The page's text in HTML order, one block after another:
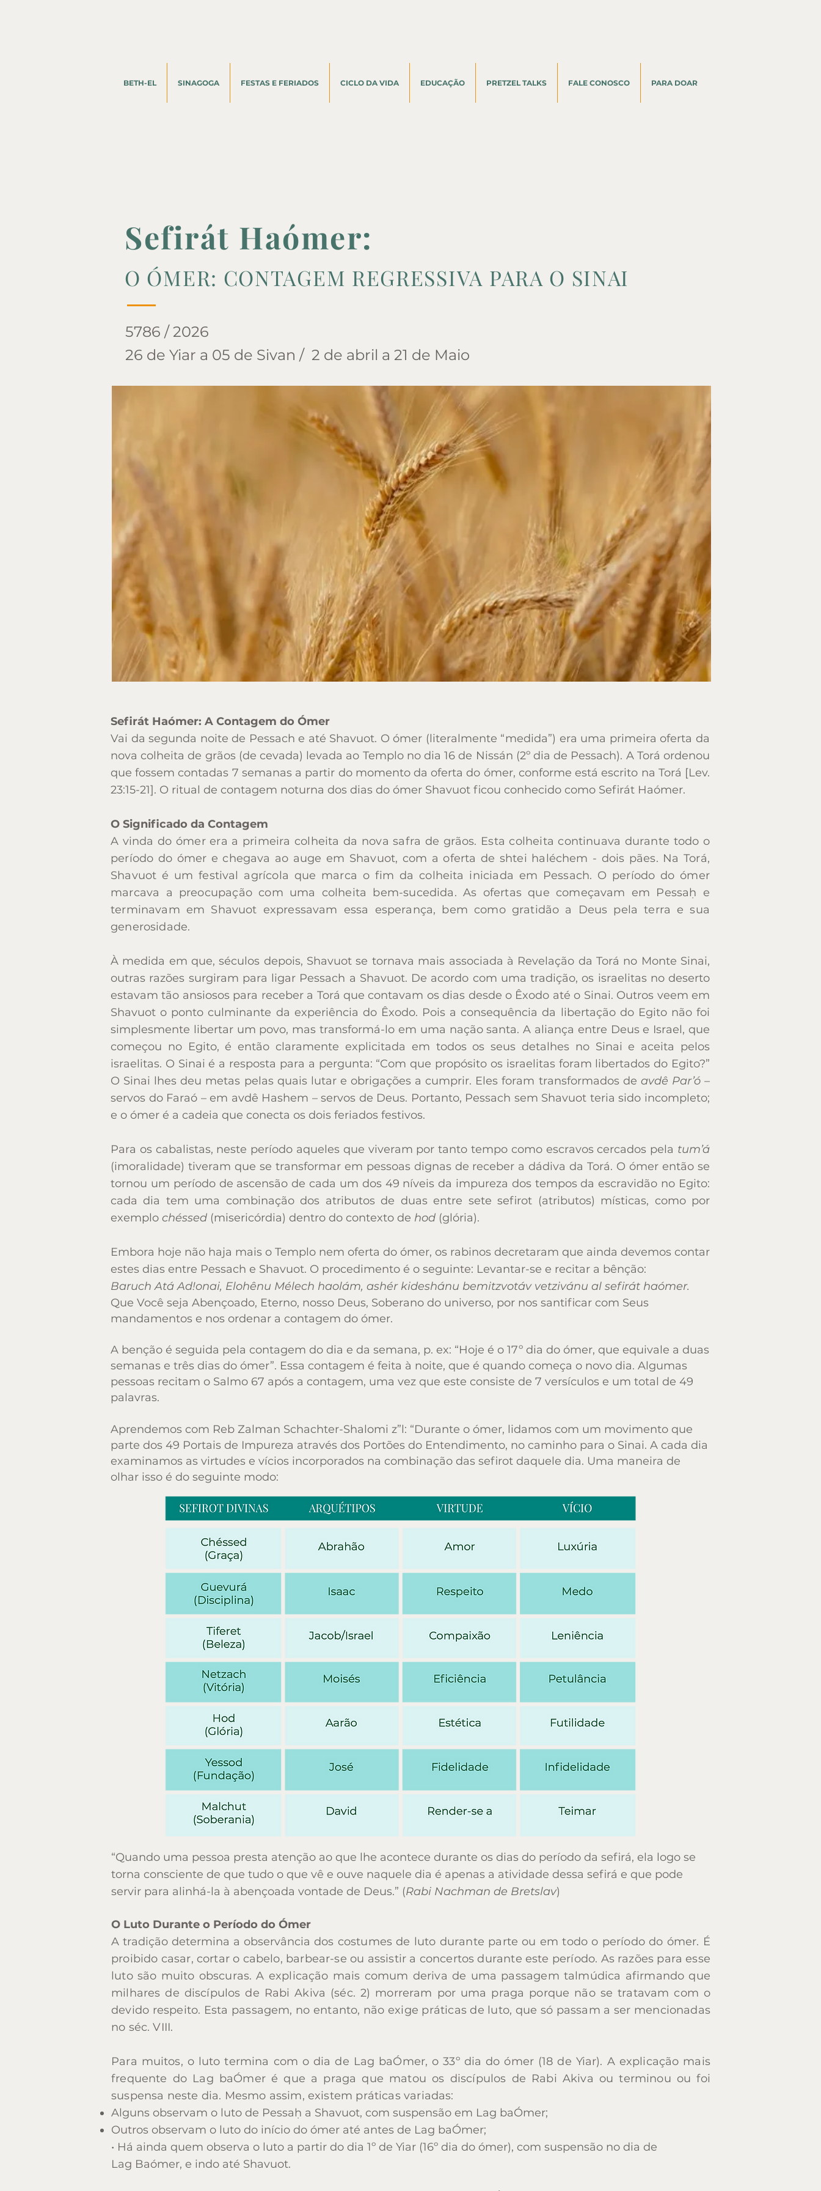
Sefirát Haómer:
O ÓMER: CONTAGEM REGRESSIVA PARA O SINAI
5786 / 2026
26 de Yiar a 05 de Sivan / 2 de abril a 21 de Maio
Vai da segunda noite de Pessach e até Shavuot. O ómer (literalmente “medida”) era uma primeira oferta da
nova colheita de grãos (de cevada) levada ao Templo no dia 16 de Nissán (2º dia de Pessach). A Torá ordenou
que fossem contadas 7 semanas a partir do momento da oferta do ómer, conforme está escrito na Torá [Lev.
23:15-21]. O ritual de contagem noturna dos dias do ómer Shavuot ficou conhecido como Sefirát Haómer.
A vinda do ómer era a primeira colheita da nova safra de grãos. Esta colheita continuava durante todo o
período do ómer e chegava ao auge em Shavuot, com a oferta de shtei haléchem - dois pães. Na Torá,
Shavuot é um festival agrícola que marca o fim da colheita iniciada em Pessach. O período do ómer
marcava a preocupação com uma colheita bem-sucedida. As ofertas que começavam em Pessaḥ e
terminavam em Shavuot expressavam essa esperança, bem como gratidão a Deus pela terra e sua
generosidade.
outras razões surgiram para ligar Pessach a Shavuot. De acordo com uma tradição, os israelitas no deserto
estavam tão ansiosos para receber a Torá que contavam os dias desde o Êxodo até o Sinai. Outros veem em
Shavuot o ponto culminante da experiência do Êxodo. Pois a consequência da libertação do Egito não foi
simplesmente libertar um povo, mas transformá-lo em uma nação santa. A aliança entre Deus e Israel, que
começou no Egito, é então claramente explicitada em todos os seus detalhes no Sinai e aceita pelos
israelitas. O Sinai é a resposta para a pergunta: “Com que propósito os israelitas foram libertados do Egito?”
O Sinai lhes deu metas pelas quais lutar e obrigações a cumprir. Eles foram transformados deavdê Par’ó–
servos do Faraó – em avdê Hashem – servos de Deus. Portanto, Pessach sem Shavuot teria sido incompleto;
e o ómer é a cadeia que conecta os dois feriados festivos.
(imoralidade) tiveram que se transformar em pessoas dignas de receber a dádiva da Torá. O ómer então se
tornou um período de ascensão de cada um dos 49 níveis da impureza dos tempos da escravidão no Egito:
cada dia tem uma combinação dos atributos de duas entre sete sefirot (atributos) místicas, como por
exemplo
chéssed (misericórdia) dentro do contexto dehod(glória).
estes dias entre Pessach e Shavuot. O procedimento é o seguinte: Levantar-se e recitar a bênção:
Baruch Atá Ad!onai, Elohênu Mélech haolám, ashér kideshánu bemitzvotáv vetzivánu al sefirát haómer.
Que Você seja Abençoado, Eterno, nosso Deus, Soberano do universo, por nos santificar com Seus
mandamentos e nos ordenar a contagem do ómer.
semanas e três dias do ómer”. Essa contagem é feita à noite, que é quando começa o novo dia. Algumas
pessoas recitam o Salmo 67 após a contagem, uma vez que este consiste de 7 versículos e um total de 49
palavras.
parte dos 49 Portais de Impureza através dos Portões do Entendimento, no caminho para o Sinai. A cada dia
examinamos as virtudes e vícios incorporados na combinação das sefirot daquele dia. Uma maneira de
olhar isso é do seguinte modo:
https://reformjudaism.org/blog/yom-yerushalayim-pour-out-few-drops-wine
https://main.knesset.gov.il/en/about/lexicon/pages/yom_zik_ethiopian.aspx
https://www.myjewishlearning.com/article/yom-yerushalayim-jerusalem-day/
Arquétipos Virtude
Sefirot Divinas
Chéssed
(graça)
Guevurá
(disciplina)
Tiferét
(beleza)
Netzach
(vitória)
(glória)
Yessod
(fundação)
Abrahão Amor Luxúria
Isaac Respeito
Jacob/Israel Compaixão Leniência
Moisés Eficiência Petulância
Malchut
Sefirát Haómer: A Contagem do Ómer
Vai da segunda noite de Pessach e até Shavuot. O ómer (literalmente “medida”) era uma primeira oferta da
nova colheita de grãos (de cevada) levada ao Templo no dia 16 de Nissán (2º dia de Pessach). A Torá ordenou
que fossem contadas 7 semanas a partir do momento da oferta do ómer, conforme está escrito na Torá [Lev.
23:15-21]. O ritual de contagem noturna dos dias do ómer Shavuot ficou conhecido como Sefirát Haómer.
O Significado da Contagem
A vinda do ómer era a primeira colheita da nova safra de grãos. Esta colheita continuava durante todo o
período do ómer e chegava ao auge em Shavuot, com a oferta de shtei haléchem - dois pães. Na Torá,
Shavuot é um festival agrícola que marca o fim da colheita iniciada em Pessach. O período do ómer
marcava a preocupação com uma colheita bem-sucedida. As ofertas que começavam em Pessaḥ e
terminavam em Shavuot expressavam essa esperança, bem como gratidão a Deus pela terra e sua
generosidade.
À medida em que, séculos depois, Shavuot se tornava mais associada à Revelação da Torá no Monte Sinai,
outras razões surgiram para ligar Pessach a Shavuot. De acordo com uma tradição, os israelitas no deserto
estavam tão ansiosos para receber a Torá que contavam os dias desde o Êxodo até o Sinai. Outros veem em
Shavuot o ponto culminante da experiência do Êxodo. Pois a consequência da libertação do Egito não foi
simplesmente libertar um povo, mas transformá-lo em uma nação santa. A aliança entre Deus e Israel, que
começou no Egito, é então claramente explicitada em todos os seus detalhes no Sinai e aceita pelos
israelitas. O Sinai é a resposta para a pergunta: “Com que propósito os israelitas foram libertados do Egito?”
O Sinai lhes deu metas pelas quais lutar e obrigações a cumprir. Eles foram transformados de avdê Par’ó–
servos do Faraó – em avdê Hashem – servos de Deus. Portanto, Pessach sem Shavuot teria sido incompleto;
e o ómer é a cadeia que conecta os dois feriados festivos.
Para os cabalistas, neste período aqueles que viveram por tanto tempo como escravos cercados pela tum’á
(imoralidade) tiveram que se transformar em pessoas dignas de receber a dádiva da Torá. O ómer então se
tornou um período de ascensão de cada um dos 49 níveis da impureza dos tempos da escravidão no Egito:
cada dia tem uma combinação dos atributos de duas entre sete sefirot (atributos) místicas, como por
exemplo chéssed (misericórdia) dentro do contexto de hod (glória).
Embora hoje não haja mais o Templo nem oferta do ómer, os rabinos decretaram que ainda devemos contar
estes dias entre Pessach e Shavuot. O procedimento é o seguinte: Levantar-se e recitar a bênção:
Baruch Atá Ad!onai, Elohênu Mélech haolám, ashér kideshánu bemitzvotáv vetzivánu al sefirát haómer.
Que Você seja Abençoado, Eterno, nosso Deus, Soberano do universo, por nos santificar com Seus
mandamentos e nos ordenar a contagem do ómer.
A benção é seguida pela contagem do dia e da semana, p. ex: “Hoje é o 17º dia do ómer, que equivale a duas
semanas e três dias do ómer”. Essa contagem é feita à noite, que é quando começa o novo dia. Algumas
pessoas recitam o Salmo 67 após a contagem, uma vez que este consiste de 7 versículos e um total de 49
palavras.
Aprendemos com Reb Zalman Schachter-Shalomi z”l: “Durante o ómer, lidamos com um movimento que
parte dos 49 Portais de Impureza através dos Portões do Entendimento, no caminho para o Sinai. A cada dia
examinamos as virtudes e vícios incorporados na combinação das sefirot daquele dia. Uma maneira de
olhar isso é do seguinte modo:
“Quando uma pessoa presta atenção ao que lhe acontece durante os dias do período da sefirá, ela logo se
torna consciente de que tudo o que vê e ouve naquele dia é apenas a atividade dessa sefirá e que pode
servir para alinhá-la à abençoada vontade de Deus.” (Rabi Nachman de Bretslav)
O Luto Durante o Período do Ómer
A tradição determina a observância dos costumes de luto durante parte ou em todo o período do ómer. É
proibido casar, cortar o cabelo, barbear-se ou assistir a concertos durante este período. As razões para esse
luto são muito obscuras. A explicação mais comum deriva de uma passagem talmúdica afirmando que
milhares de discípulos de Rabi Akiva (séc. 2) morreram por uma praga porque não se tratavam com o
devido respeito. Esta passagem, no entanto, não exige práticas de luto, que só passam a ser mencionadas
no séc. VIII.
Para muitos, o luto termina com o dia de Lag baÓmer, o 33º dia do ómer (18 de Yiar). A explicação mais
frequente do Lag baÓmer é que a praga que matou os discípulos de Rabi Akiva ou terminou ou foi
suspensa neste dia. Mesmo assim, existem práticas variadas:
Alguns observam o luto de Pessaḥ a Shavuot, com suspensão em Lag baÓmer;
Outros observam o luto do início do ómer até antes de Lag baÓmer;
• Há ainda quem observa o luto a partir do dia 1º de Yiar (16º dia do ómer), com suspensão no dia de
Lag Baómer, e indo até Shavuot.
BETH-EL SINAGOGA FESTAS E FERIADOS CICLO DA VIDA EDUCAÇÃO PRETZEL TALKS FALE CONOSCO PARA DOAR